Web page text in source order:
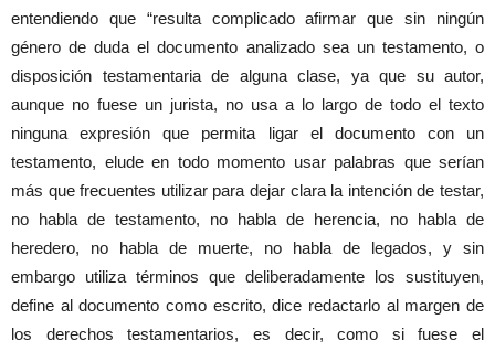
entendiendo que “resulta complicado afirmar que sin ningún
género de duda el documento analizado sea un testamento, o
disposición testamentaria de alguna clase, ya que su autor,
aunque no fuese un jurista, no usa a lo largo de todo el texto
ninguna expresión que permita ligar el documento con un
testamento, elude en todo momento usar palabras que serían
más que frecuentes utilizar para dejar clara la intención de testar,
no habla de testamento, no habla de herencia, no habla de
heredero, no habla de muerte, no habla de legados, y sin
embargo utiliza términos que deliberadamente los sustituyen,
define al documento como escrito, dice redactarlo al margen de
los derechos testamentarios, es decir, como si fuese el